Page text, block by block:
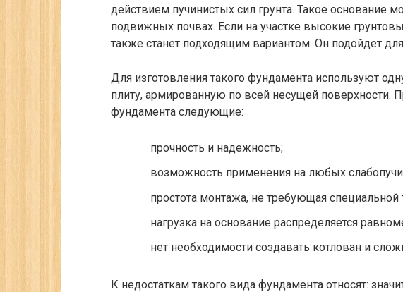
действием пучинистых сил грунта. Такое основание
подвижных почвах. Если на участке высокие
также станет подходящим вариантом. Он подойдет
Для изготовления такого фундамента используют
плиту, армированную по всей несущей поверхности.
фундамента следующие:
прочность и надежность;
возможность применения на любых
простота монтажа, не требующая специальной
нагрузка на основание распределяется
нет необходимости создавать котлован и
К недостаткам такого вида фундамента относят: